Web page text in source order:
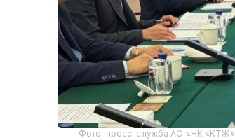
Фото: пресс-служба АО «НК «КТЖ»